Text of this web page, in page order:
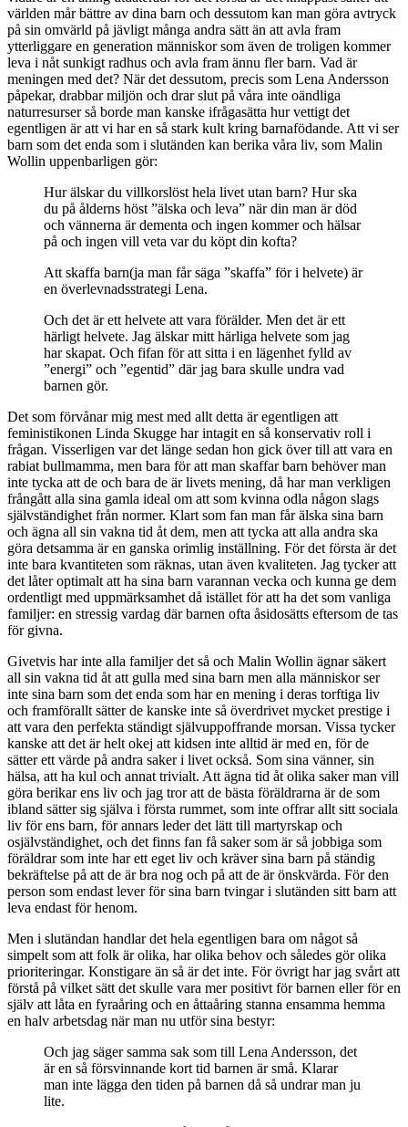
världen mår bättre av dina barn och dessutom kan man göra avtryck
på sin omvärld på jävligt många andra sätt än att avla fram
ytterliggare en generation människor som även de troligen kommer
leva i nåt sunkigt radhus och avla fram ännu fler barn. Vad är
meningen med det? När det dessutom, precis som Lena Andersson
påpekar, drabbar miljön och drar slut på våra inte oändliga
naturresurser så borde man kanske ifrågasätta hur vettigt det
egentligen är att vi har en så stark kult kring barnafödande. Att vi ser
barn som det enda som i slutänden kan berika våra liv, som Malin
Wollin uppenbarligen gör:
Hur älskar du villkorslöst hela livet utan barn? Hur ska
du på ålderns höst ”älska och leva” när din man är död
och vännerna är dementa och ingen kommer och hälsar
på och ingen vill veta var du köpt din kofta?
Att skaffa barn(ja man får säga ”skaffa” för i helvete) är
en överlevnadsstrategi Lena.
Och det är ett helvete att vara förälder. Men det är ett
härligt helvete. Jag älskar mitt härliga helvete som jag
har skapat. Och fifan för att sitta i en lägenhet fylld av
”energi” och ”egentid” där jag bara skulle undra vad
barnen gör.
Det som förvånar mig mest med allt detta är egentligen att
feministikonen Linda Skugge har intagit en så konservativ roll i
frågan. Visserligen var det länge sedan hon gick över till att vara en
rabiat bullmamma, men bara för att man skaffar barn behöver man
inte tycka att de och bara de är livets mening, då har man verkligen
frångått alla sina gamla ideal om att som kvinna odla någon slags
självständighet från normer. Klart som fan man får älska sina barn
och ägna all sin vakna tid åt dem, men att tycka att alla andra ska
göra detsamma är en ganska orimlig inställning. För det första är det
inte bara kvantiteten som räknas, utan även kvaliteten. Jag tycker att
det låter optimalt att ha sina barn varannan vecka och kunna ge dem
ordentligt med uppmärksamhet då istället för att ha det som vanliga
familjer: en stressig vardag där barnen ofta åsidosätts eftersom de tas
för givna.
Givetvis har inte alla familjer det så och Malin Wollin ägnar säkert
all sin vakna tid åt att gulla med sina barn men alla människor ser
inte sina barn som det enda som har en mening i deras torftiga liv
och framförallt sätter de kanske inte så överdrivet mycket prestige i
att vara den perfekta ständigt självuppoffrande morsan. Vissa tycker
kanske att det är helt okej att kidsen inte alltid är med en, för de
sätter ett värde på andra saker i livet också. Som sina vänner, sin
hälsa, att ha kul och annat trivialt. Att ägna tid åt olika saker man vill
göra berikar ens liv och jag tror att de bästa föräldrarna är de som
ibland sätter sig själva i första rummet, som inte offrar allt sitt sociala
liv för ens barn, för annars leder det lätt till martyrskap och
osjälvständighet, och det finns fan få saker som är så jobbiga som
föräldrar som inte har ett eget liv och kräver sina barn på ständig
bekräftelse på att de är bra nog och på att de är önskvärda. För den
person som endast lever för sina barn tvingar i slutänden sitt barn att
leva endast för henom.
Men i slutändan handlar det hela egentligen bara om något så
simpelt som att folk är olika, har olika behov och således gör olika
prioriteringar. Konstigare än så är det inte. För övrigt har jag svårt att
förstå på vilket sätt det skulle vara mer positivt för barnen eller för en
själv att låta en fyraåring och en åttaåring stanna ensamma hemma
en halv arbetsdag när man nu utför sina bestyr:
Och jag säger samma sak som till Lena Andersson, det
är en så försvinnande kort tid barnen är små. Klarar
man inte lägga den tiden på barnen då så undrar man ju
lite.